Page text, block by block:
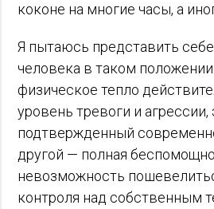
коконе на многие часы, а
Я пытаюсь представить
человека в таком
физическое тепло
уровень тревоги и агрессии,
подтвержденный
другой — полная
невозможность
контроля над собственным